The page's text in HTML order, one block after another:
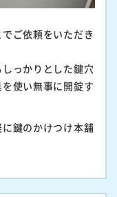
ご依頼をいただき
っかりとした鍵穴
使い無事に開錠す
鍵のかけつけ本舗